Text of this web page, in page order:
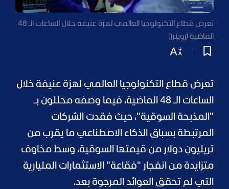
تعرض قطاع التكنولوجيا العالمي لهزة عنيفة خلال الساعات الـ 48
الماضية (رويترز)
تعرض قطاع التكنولوجيا العالمي لهزة عنيفة خلال
الساعات الـ 48 الماضية، فيما وصفه محللون بـ
"المذبحة السوقية"، حيث فقدت الشركات
المرتبطة بسباق الذكاء الاصطناعي ما يقرب من
تريليون دولار من قيمتها السوقية، وسط مخاوف
متزايدة من انفجار "فقاعة" الاستثمارات المليارية
التي لم تحقق العوائد المرجوة بعد.